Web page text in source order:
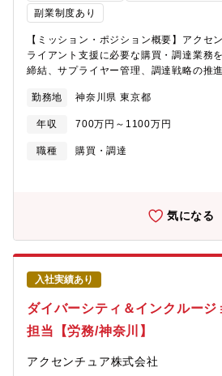
が必要との認識に立ち、2026年4月から
Enterprise Risk Management Unit（
ました。ERMユニットとして、組織基盤
本社を含む国内及び海外の各拠点に対す
め、ERM業務を担う人材を募集していま
ています。【おすすめポイント】■「守り
スクを取ってリターンを最大化する」た
トフォリオ最適化や戦略的ERM）に携わ
を含めた全社横断のリスク管理に携われ
ながら、グローバル基準でのERM高度化
層への直接的なエンゲージメントCXO（
峙し、企業の存続や成長に直結する重要
会が多く、経営インパクトの大きな仕事
のツールのローカライズ」ではなく、オ
ゼロから構想・構築できます。■テクノ
ッド環境ERMは現在、AIによるリスク予
ど、急速にデジタル化しています。「リ
提示します。
副業制度あり
【ミッション・ポジション概要】アクセ
ライアント支援に必要な購買・調達業務
締結、サプライヤー管理、調達戦略の推
直下の組織として、国内外のネットワー
ビジネスのニーズとグローバル方針の双
推進するポジションです。【業務内容】
ンチュアのクライアント向けサービスに
組織の成長に必要な研修サービス、人材
ト遂行に直接関わるため、単なる購買オ
事業インパクトを意識した調達判断が求
は、・取引先との関係構築・品質管理、
RFxの実施・価格交渉、価格低減・調達
築・導入・調達戦略の立案・推進をご担
事業部のアサイン責任者、プロジェクト
し、短期・長期の外部要員希望状況の情
プライ調整、クライアント提案段階での
ポジションは、グローバル方針を日本に
コンプライアンス管理・推進も重要な役
勤務地 神奈川県 東京都
年収 700万円～1100万円
職種
購買・調達
気になる
入社実績あり
ダイバーシティ＆インクルージ
担当【労務/神奈川】
アクセンチュア株式会社